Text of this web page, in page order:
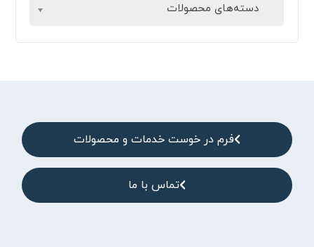
دسته‌های محصولات
فرم در خوست خدمات و محصولات
تماس با ما